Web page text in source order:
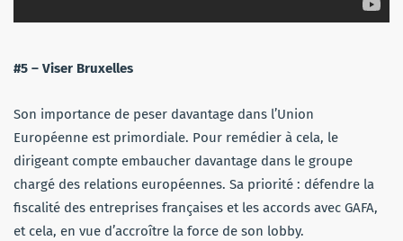
#5 – Viser Bruxelles
Son importance de peser davantage dans l’Union
Européenne est primordiale. Pour remédier à cela, le
dirigeant compte embaucher davantage dans le groupe
chargé des relations européennes. Sa priorité : défendre la
fiscalité des entreprises françaises et les accords avec GAFA,
et cela, en vue d’accroître la force de son lobby.